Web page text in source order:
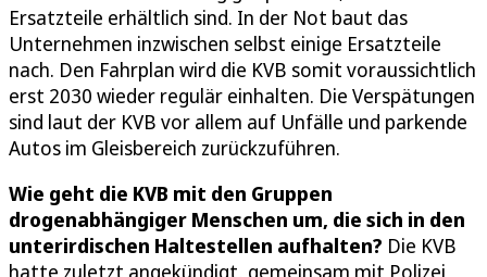
Ersatzteile erhältlich sind. In der Not baut das
Unternehmen inzwischen selbst einige Ersatzteile
nach. Den Fahrplan wird die KVB somit voraussichtlich
erst 2030 wieder regulär einhalten. Die Verspätungen
sind laut der KVB vor allem auf Unfälle und parkende
Autos im Gleisbereich zurückzuführen.
Wie geht die KVB mit den Gruppen
drogenabhängiger Menschen um, die sich in den
unterirdischen Haltestellen aufhalten? Die KVB